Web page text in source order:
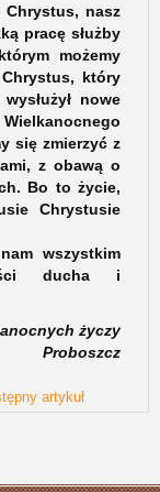
nasz
pracę służby
możemy
który
nowe
się zmierzyć z
z obawą o
Bo to życie,
Chrystusie
wszystkim
ducha i
życzy
Proboszcz
artykuł